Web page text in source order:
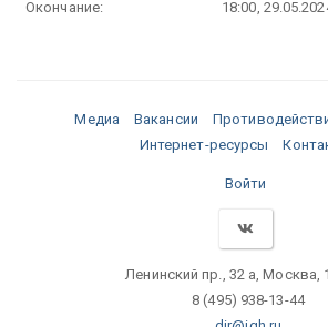
Окончание: 18:00,
Медиа Вакансии
Интернет-ресурсы
Войти
Ленинский пр., 32 а, Москва,
8 (495) 938-13-44